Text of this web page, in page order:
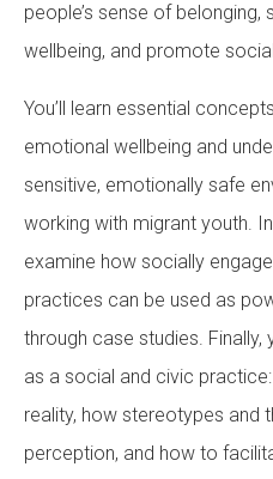
people’s sense of
wellbeing, and promote
You’ll learn essential
emotional wellbeing and
sensitive, emotionally safe
working with migrant youth.
examine how socially
practices can be used as
through case studies. Finally,
as a social and civic
reality, how stereotypes and
perception, and how to
Xarxes socials
COL·LABORA
Fes voluntariat
Treballa amb nosaltres
Xarxes socials
COL·LABORA
Fes voluntariat
Treballa amb nosaltres